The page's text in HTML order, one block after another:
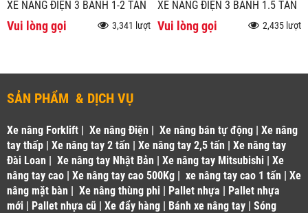
XE NÂNG ĐIỆN 3 BÁNH 1-2 TẤN
Vui lòng gọi 3,341 lượt
XE NÂNG ĐIỆN 3 BÁNH 1.5 TẤN
Vui lòng gọi 2,435 lượt
SẢN PHẨM & DỊCH VỤ
Xe nâng Forklift | Xe nâng Điện | Xe nâng bán tự động | Xe nâng
tay thấp | Xe nâng tay 2 tấn | Xe nâng tay 2,5 tấn | Xe nâng tay
Đài Loan | Xe nâng tay Nhật Bản | Xe nâng tay Mitsubishi | Xe
nâng tay cao | Xe nâng tay cao 500Kg | xe nâng tay cao 1 tấn | Xe
nâng mặt bàn | Xe nâng thùng phi | Pallet nhựa | Pallet nhựa
mới | Pallet nhựa cũ | Xe đẩy hàng | Bánh xe nâng tay | Sóng